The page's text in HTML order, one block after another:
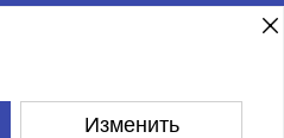
Изменить